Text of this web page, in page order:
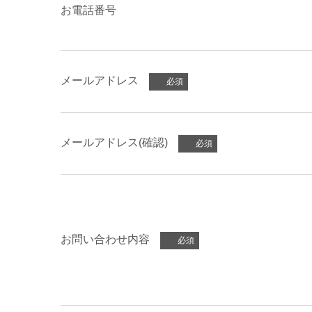
お電話番号
メールアドレス
メールアドレス(確認)
お問い合わせ内容